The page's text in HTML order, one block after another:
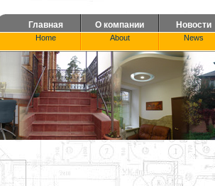
Главная
Home
О компании
About
Новости
News